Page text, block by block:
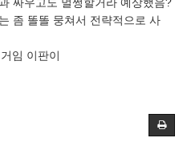
좀 똘똘 뭉쳐서 전략적으로 사
임 이판이